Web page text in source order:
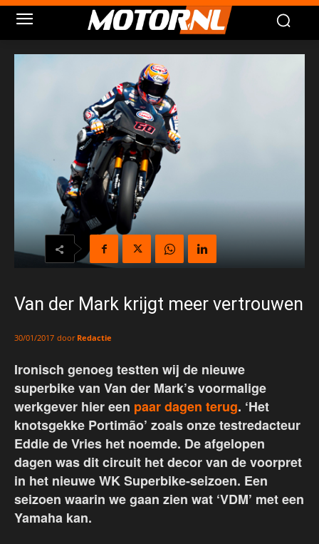
Van der Mark krijgt meer vertrouwen
30/01/2017 door Redactie
Ironisch genoeg testten wij de nieuwe
superbike van Van der Mark’s voormalige
werkgever hier een paar dagen terug. ‘Het
knotsgekke Portimão’ zoals onze testredacteur
Eddie de Vries het noemde. De afgelopen
dagen was dit circuit het decor van de voorpret
in het nieuwe WK Superbike-seizoen. Een
seizoen waarin we gaan zien wat ‘VDM’ met een
Yamaha kan.